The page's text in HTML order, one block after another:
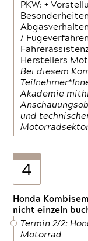
PKW: +
/
Herstellers
Bei diesem
Akademie
und
4
Honda
nicht einzeln
Termin 2/2:
Motorrad